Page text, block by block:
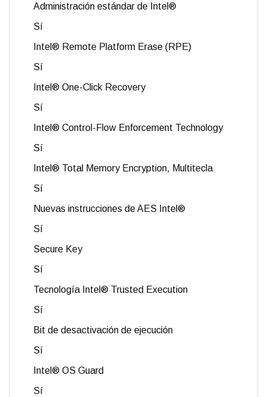
Administración estándar de Intel®
Sí
Intel® Remote Platform Erase (RPE)
Sí
Intel® One-Click Recovery
Sí
Intel® Control-Flow Enforcement Technology
Sí
Intel® Total Memory Encryption, Multitecla
Sí
Nuevas instrucciones de AES Intel®
Sí
Secure Key
Sí
Tecnología Intel® Trusted Execution
Sí
Bit de desactivación de ejecución
Sí
Intel® OS Guard
Sí